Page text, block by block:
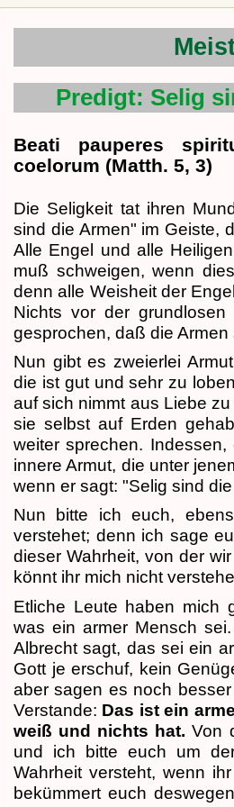
Predigt: Selig
Beati pauperes
coelorum (Matth. 5, 3)
Die Seligkeit tat ihren
sind die Armen" im Geiste,
Alle Engel und alle
muß schweigen, wenn
denn alle Weisheit der
Nichts vor der
gesprochen, daß die Armen
Nun gibt es zweierlei
die ist gut und sehr zu
auf sich nimmt aus Liebe
sie selbst auf Erden
weiter sprechen.
innere Armut, die unter
wenn er sagt: "Selig sind
Nun bitte ich euch,
verstehet; denn ich sage
dieser Wahrheit, von der
könnt ihr mich nicht
Etliche Leute haben mich
was ein armer Mensch
Albrecht sagt, das sei ein
Gott je erschuf, kein
aber sagen es noch
Verstande: Das ist ein
weiß und nichts hat. Von
und ich bitte euch um
Wahrheit versteht, wenn
bekümmert euch